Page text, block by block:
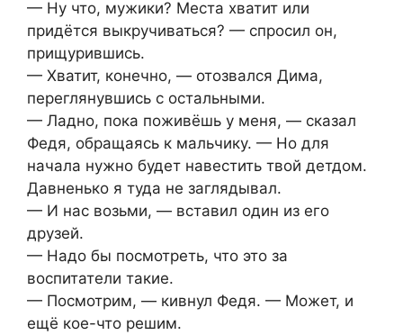
— Ну что, мужики? Места хватит или
придётся выкручиваться? — спросил он,
прищурившись.
— Хватит, конечно, — отозвался Дима,
переглянувшись с остальными.
— Ладно, пока поживёшь у меня, — сказал
Федя, обращаясь к мальчику. — Но для
начала нужно будет навестить твой детдом.
Давненько я туда не заглядывал.
— И нас возьми, — вставил один из его
друзей.
— Надо бы посмотреть, что это за
воспитатели такие.
— Посмотрим, — кивнул Федя. — Может, и
ещё кое-что решим.